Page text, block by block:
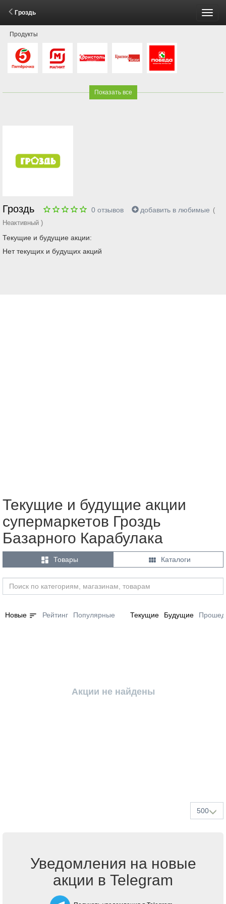
Гроздь
Продукты
Показать все
Гроздь 0 отзывов добавить в любимые (
Неактивный )
Текущие и будущие акции:
Нет текущих и будущих акций
Текущие и будущие акции
супермаркетов Гроздь
Базарного Карабулака
 Товары  Каталоги
Новые sort Рейтинг Популярные Текущие Будущие
Акции не найдены
500
Уведомления на новые
акции в Telegram